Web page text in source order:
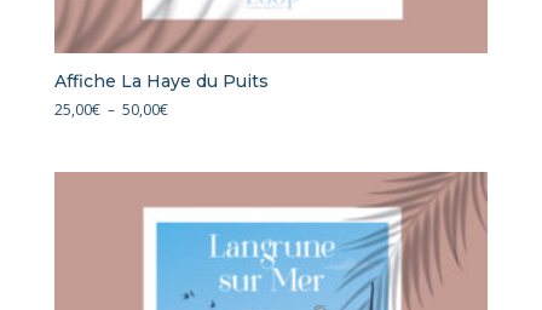
Affiche La Haye du Puits
25,00€ – 50,00€Plage
à
50,00€